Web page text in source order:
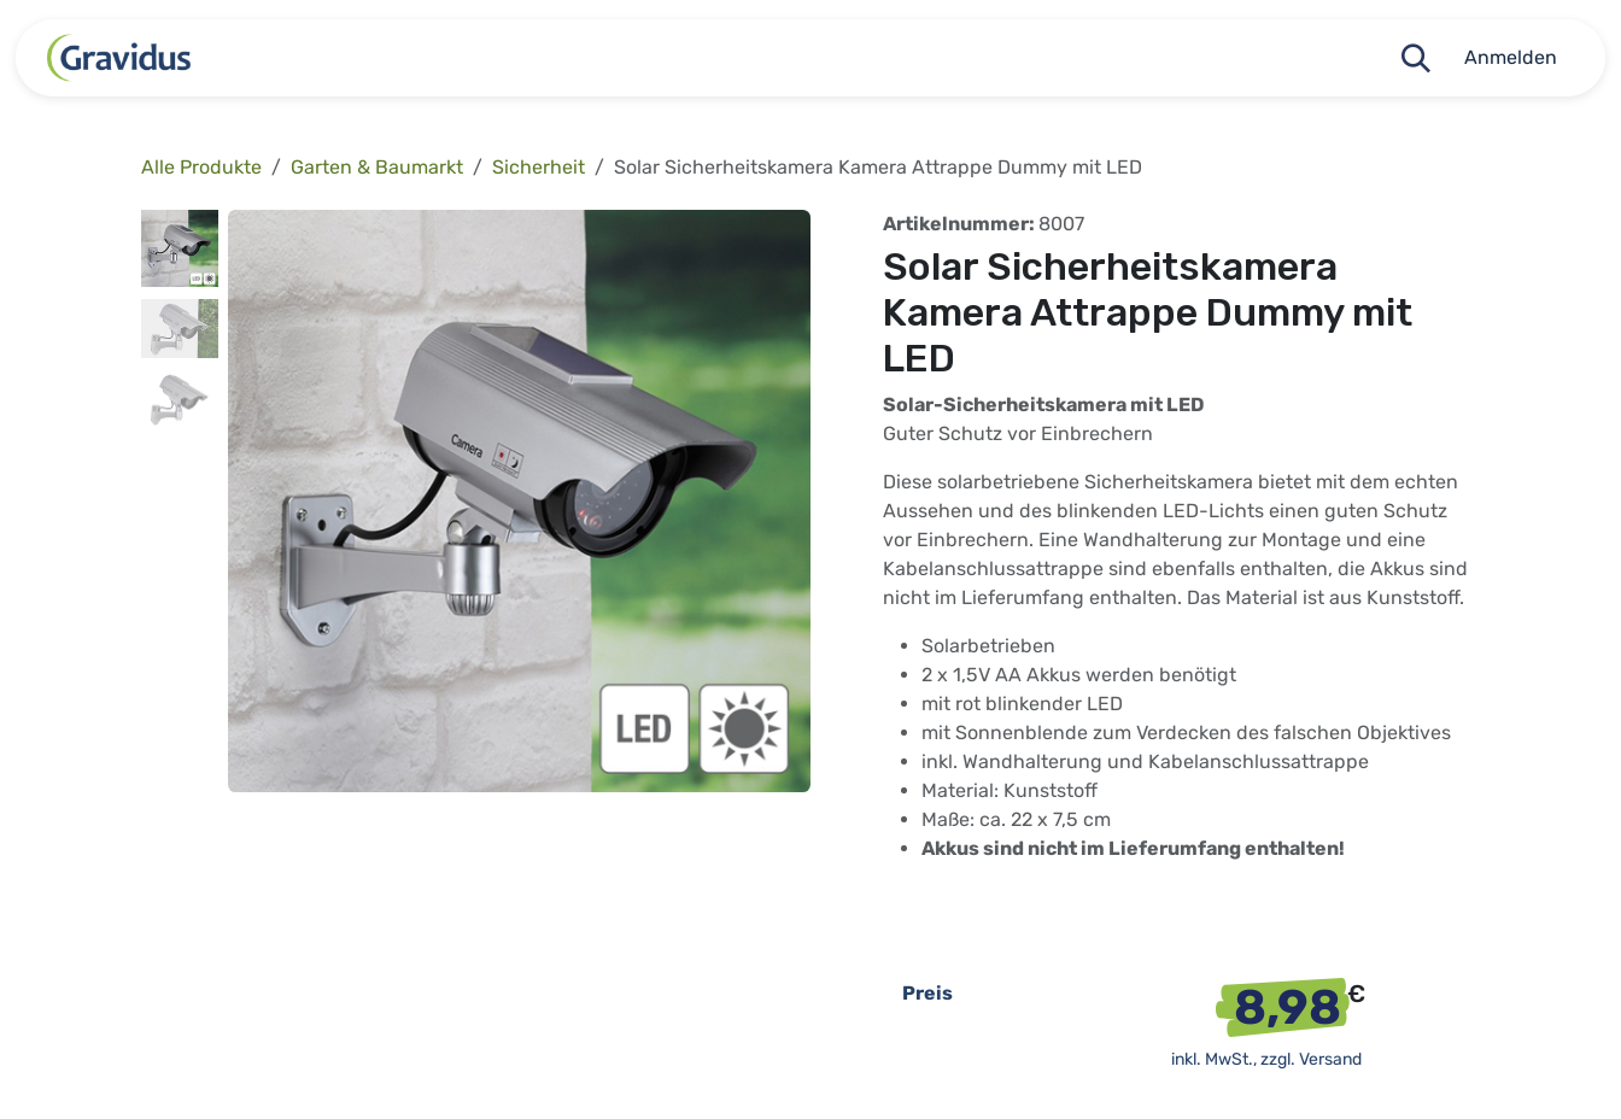
Anmelden
Alle Produkte Garten & Baumarkt Sicherheit Solar Sicherheitskamera Kamera Attrappe Dummy mit LED
Artikelnummer: 8007
Solar Sicherheitskamera
Kamera Attrappe Dummy mit
LED
Solar-Sicherheitskamera mit LED
Guter Schutz vor Einbrechern
Diese solarbetriebene Sicherheitskamera bietet mit dem echten
Aussehen und des blinkenden LED-Lichts einen guten Schutz
vor Einbrechern. Eine Wandhalterung zur Montage und eine
Kabelanschlussattrappe sind ebenfalls enthalten, die Akkus sind
nicht im Lieferumfang enthalten. Das Material ist aus Kunststoff.
Solarbetrieben
2 x 1,5V AA Akkus werden benötigt
mit rot blinkender LED
mit Sonnenblende zum Verdecken des falschen Objektives
inkl. Wandhalterung und Kabelanschlussattrappe
Material: Kunststoff
Maße: ca. 22 x 7,5 cm
Akkus sind nicht im Lieferumfang enthalten!
Preis 8,98€
inkl. MwSt., zzgl. Versand